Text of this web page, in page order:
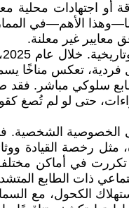
أو اجتهادات
الأهم—في
معايير غير معلنة.
فردية، تعكس مناخًا
مباشر. فقد
حتى لو لم تُصغ
الخصوصية الشخصية.
مثل رخصة القيادة
في أماكن
ذات الطابع
بيع واستهلاك